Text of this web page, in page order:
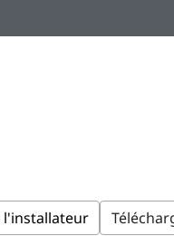
l'installateur